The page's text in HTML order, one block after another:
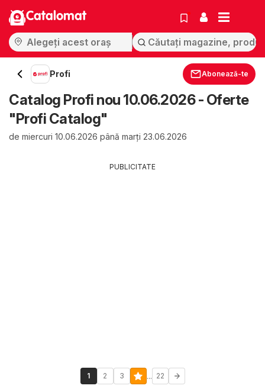
Catalomat
Profi Abonează-te
Catalog Profi nou 10.06.2026 - Oferte
"Profi Catalog"
de miercuri 10.06.2026 până marți 23.06.2026
PUBLICITATE
1 2 3 ... 22